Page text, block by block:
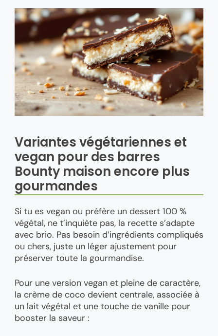
Variantes végétariennes et
vegan pour des barres
Bounty maison encore plus
gourmandes
Si tu es vegan ou préfère un dessert 100 %
végétal, ne t’inquiète pas, la recette s’adapte
avec brio. Pas besoin d’ingrédients compliqués
ou chers, juste un léger ajustement pour
préserver toute la gourmandise.
Pour une version vegan et pleine de caractère,
la crème de coco devient centrale, associée à
un lait végétal et une touche de vanille pour
booster la saveur :